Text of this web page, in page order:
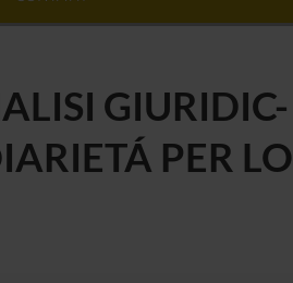
GIURIDIC-
PER LO